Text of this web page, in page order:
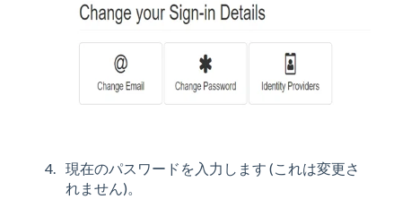
現在のパスワードを入力します (これは変更さ
れません)。